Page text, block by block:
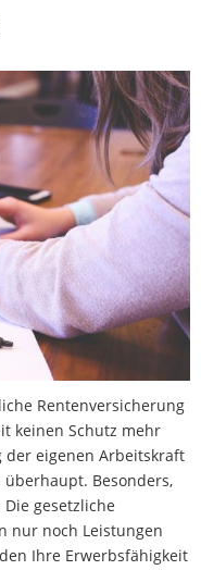
Rentenversicherung
keinen Schutz mehr
eigenen Arbeitskraft
Besonders,
gesetzliche
nur noch Leistungen
Ihre Erwerbsfähigkeit